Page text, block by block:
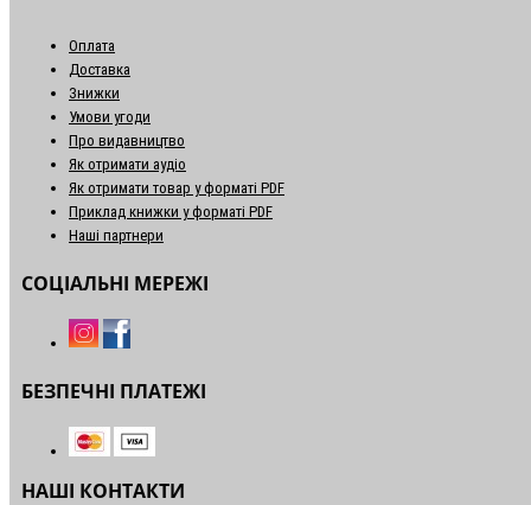
Оплата
Доставка
Знижки
Умови угоди
Про видавництво
Як отримати аудіо
Як отримати товар у форматі PDF
Приклад книжки у форматі PDF
Наші партнери
СОЦІАЛЬНІ МЕРЕЖІ
БЕЗПЕЧНІ ПЛАТЕЖІ
НАШІ КОНТАКТИ